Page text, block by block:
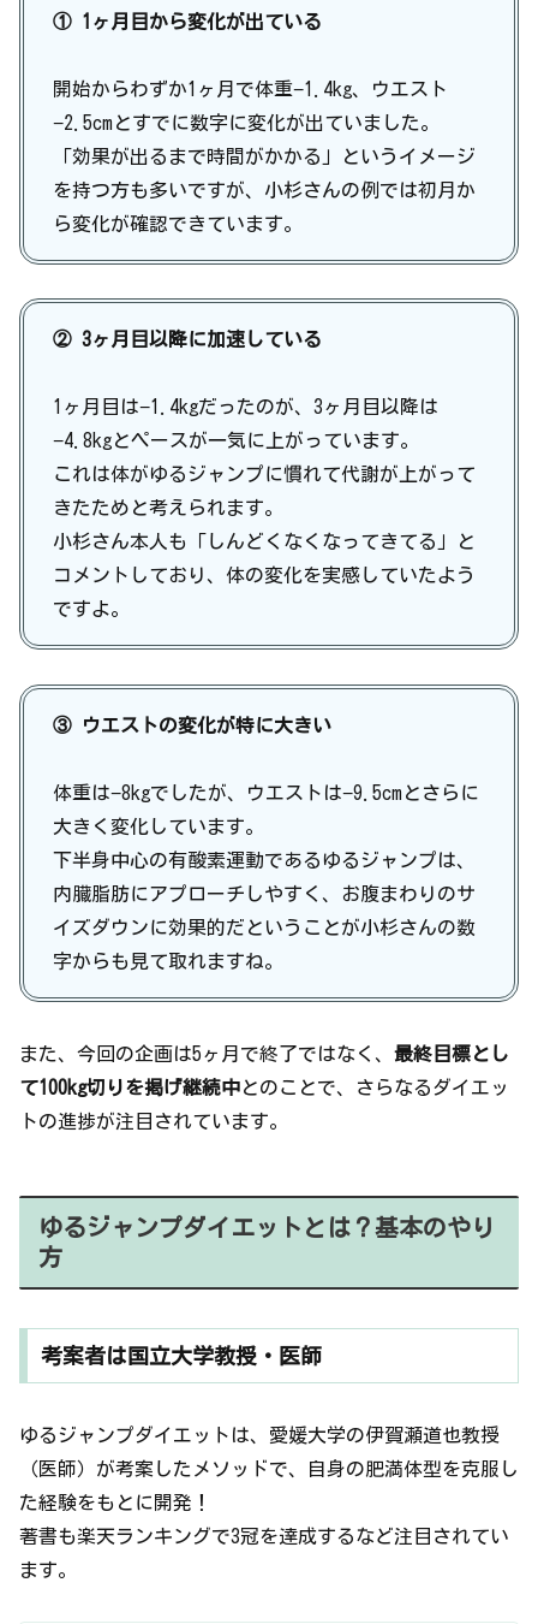
① 1ヶ月目から変化が出ている
開始からわずか1ヶ月で体重−1.4kg、ウエスト
−2.5cmとすでに数字に変化が出ていました。
「効果が出るまで時間がかかる」というイメージ
を持つ方も多いですが、小杉さんの例では初月か
ら変化が確認できています。
② 3ヶ月目以降に加速している
1ヶ月目は−1.4kgだったのが、3ヶ月目以降は
−4.8kgとペースが一気に上がっています。
これは体がゆるジャンプに慣れて代謝が上がって
きたためと考えられます。
小杉さん本人も「しんどくなくなってきてる」と
コメントしており、体の変化を実感していたよう
ですよ。
③ ウエストの変化が特に大きい
体重は−8kgでしたが、ウエストは−9.5cmとさらに
大きく変化しています。
下半身中心の有酸素運動であるゆるジャンプは、
内臓脂肪にアプローチしやすく、お腹まわりのサ
イズダウンに効果的だということが小杉さんの数
字からも見て取れますね。
また、今回の企画は5ヶ月で終了ではなく、 最終目標とし
て100kg切りを掲げ継続中とのことで、さらなるダイエッ
トの進捗が注目されています。
ゆるジャンプダイエットとは？基本のやり
方
考案者は国立大学教授・医師
ゆるジャンプダイエットは、愛媛大学の伊賀瀬道也教授
（医師）が考案したメソッドで、自身の肥満体型を克服し
た経験をもとに開発！
著書も楽天ランキングで3冠を達成するなど注目されてい
ます。